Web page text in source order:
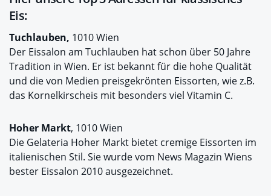
Eis:
Tuchlauben, 1010 Wien
Der Eissalon am Tuchlauben hat schon über 50 Jahre
Tradition in Wien. Er ist bekannt für die hohe Qualität
und die von Medien preisgekrönten Eissorten, wie z.B.
das Kornelkirscheis mit besonders viel Vitamin C.
Hoher Markt, 1010 Wien
Die Gelateria Hoher Markt bietet cremige Eissorten im
italienischen Stil. Sie wurde vom News Magazin Wiens
bester Eissalon 2010 ausgezeichnet.